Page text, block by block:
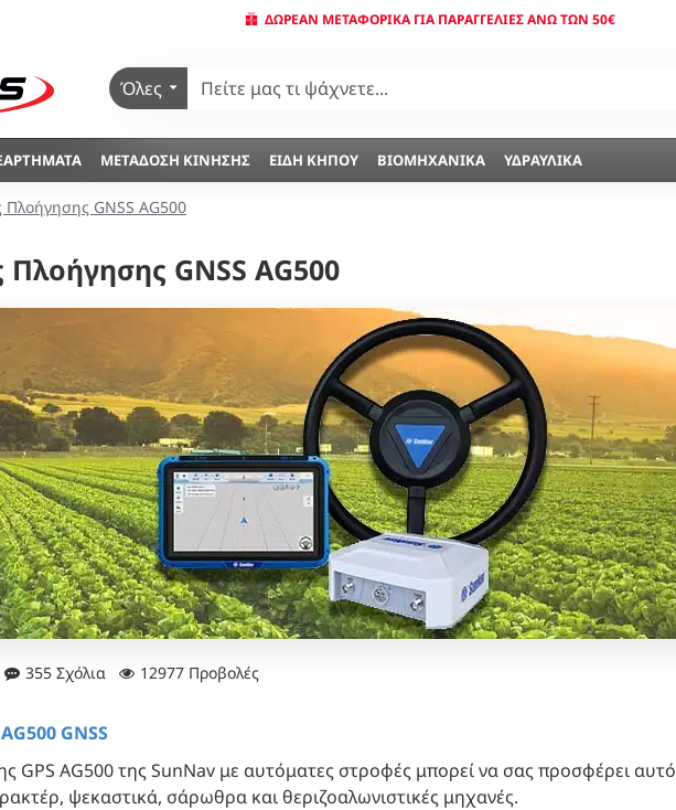
ΔΩΡΕΆΝ ΜΕΤΑΦΟΡΙΚΆ ΓΙΑ ΠΑΡΑΓΓΕΛΊΕΣ ΆΝΩ ΤΩΝ 50€
Όλες
ΜΕΤΆΔΟΣΗ ΚΊΝΗΣΗΣ ΕΊΔΗ ΚΉΠΟΥ ΒΙΟΜΗΧΑΝΙΚΆ ΥΔΡΑΥΛΙΚΆ
GNSS AG500
GNSS AG500
355 Σχόλια 12977 Προβολές
GNSS
GPS AG500 της SunNav με αυτόματες στροφές μπορεί να σας προσφέρει
ψεκαστικά, σάρωθρα και θεριζοαλωνιστικές μηχανές.